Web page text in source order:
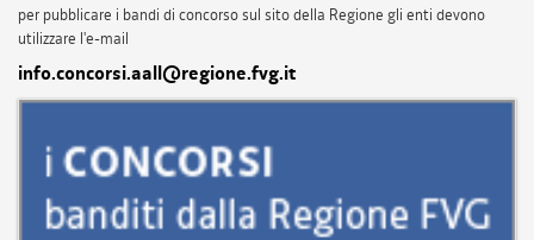
per pubblicare i bandi di concorso sul sito della Regione gli enti devono
utilizzare l'e-mail
info.concorsi.aall@regione.fvg.it